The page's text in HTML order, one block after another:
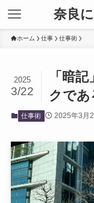
奈良
ホーム 仕事 仕事術
「暗
クであ
2025
3/22
仕事術 2025年3月